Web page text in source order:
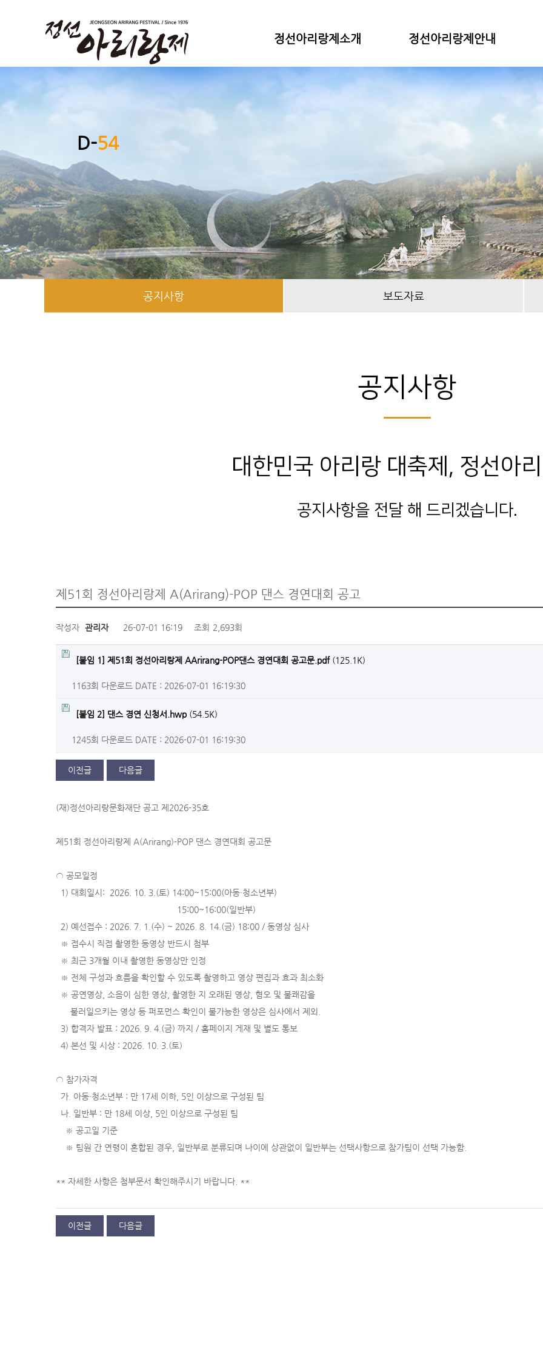
정선아리랑제소개 정선아리랑제안내
D-54
공지사항 보도자료
공지사항
대한민국 아리랑 대축제, 정선아
공지사항을 전달 해 드리겠습니다.
제51회 정선아리랑제 A(Arirang)-POP 댄스 경연대회 공고
작성자 관리자 26-07-01 16:19 조회 2,693회
[붙임 1] 제51회 정선아리랑제 AArirang-POP댄스 경연대회 공고문.pdf(125.1K)
1163회 다운로드 DATE : 2026-07-01 16:19:30
[붙임 2] 댄스 경연 신청서.hwp (54.5K)
1245회 다운로드 DATE : 2026-07-01 16:19:30
이전글 다음글
(재)정선아리랑문화재단 공고 제2026-35호
제51회 정선아리랑제 A(Arirang)-POP 댄스 경연대회 공고문
○ 공모일정
1) 대회일시: 2026. 10. 3.(토) 14:00~15:00(아동·청소년부)
15:00~16:00(일반부)
2) 예선접수 : 2026. 7. 1.(수) ~ 2026. 8. 14.(금) 18:00 / 동영상 심사
※ 접수시 직접 촬영한 동영상 반드시 첨부
※ 최근 3개월 이내 촬영한 동영상만 인정
※ 전체 구성과 흐름을 확인할 수 있도록 촬영하고 영상 편집과 효과 최소화
※ 공연영상, 소음이 심한 영상, 촬영한 지 오래된 영상, 혐오 및 불쾌감을
불러일으키는 영상 등 퍼포먼스 확인이 불가능한 영상은 심사에서 제외.
3) 합격자 발표 : 2026. 9. 4.(금) 까지 / 홈페이지 게재 및 별도 통보
4) 본선 및 시상 : 2026. 10. 3.(토)
○ 참가자격
가. 아동·청소년부 : 만 17세 이하, 5인 이상으로 구성된 팀
나. 일반부 : 만 18세 이상, 5인 이상으로 구성된 팀
※ 공고일 기준
※ 팀원 간 연령이 혼합된 경우, 일반부로 분류되며 나이에 상관없이 일반부는 선택사항으로 참가팀이 선택 가능함.
** 자세한 사항은 첨부문서 확인해주시기 바랍니다. **
이전글 다음글